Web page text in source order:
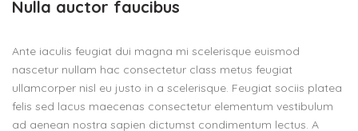
Nulla auctor faucibus
Ante iaculis feugiat dui magna mi scelerisque euismod
nascetur nullam hac consectetur class metus feugiat
ullamcorper nisl eu justo in a scelerisque. Feugiat sociis platea
felis sed lacus maecenas consectetur elementum vestibulum
ad aenean nostra sapien dictumst condimentum lectus. A